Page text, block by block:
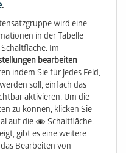
.
wird eine
in der Tabelle
Schaltfläche. Im
bearbeiten
indem Sie für jedes Feld,
soll, einfach das
aktivieren. Um die
zu können, klicken Sie
auf die
Schaltfläche.
gibt es eine weitere
Bearbeiten von